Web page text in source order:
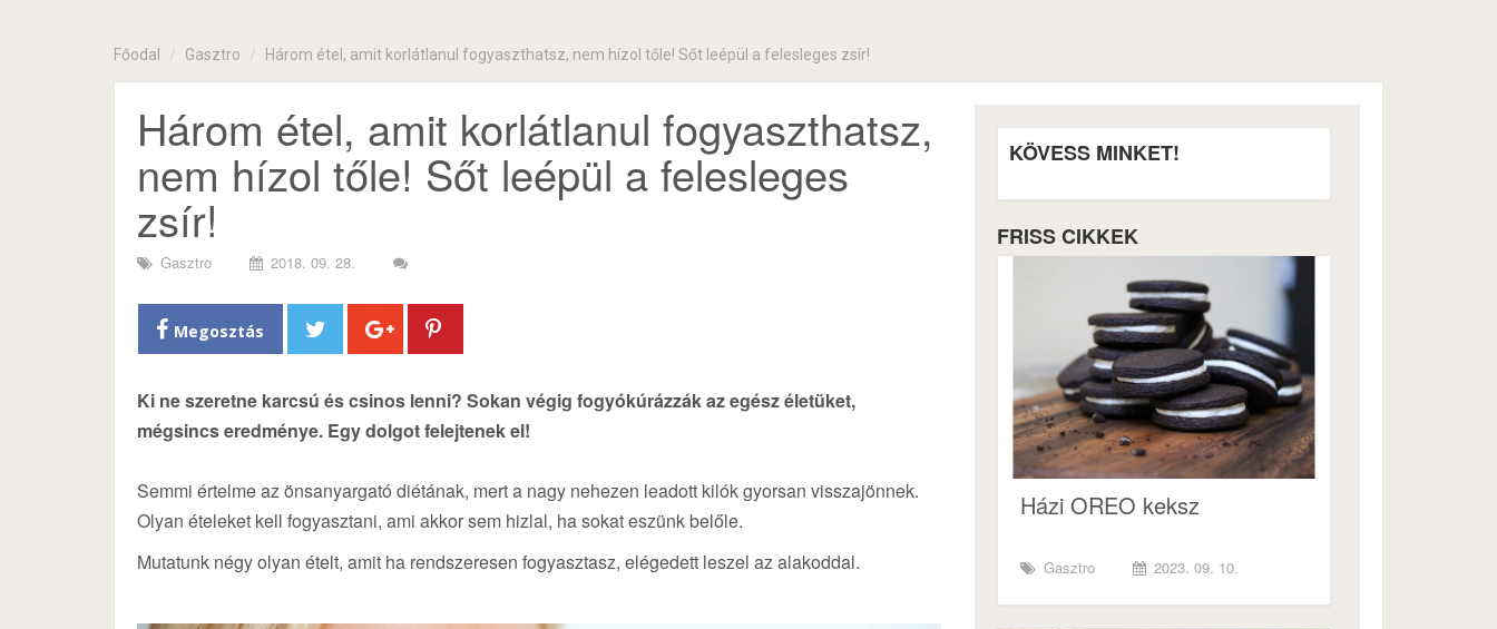
Főodal Gasztro Három étel, amit korlátlanul fogyaszthatsz, nem hízol tőle! Sőt leépül a felesleges zsír!
Három étel, amit korlátlanul fogyaszthatsz,
nem hízol tőle! Sőt leépül a felesleges
zsír!
Gasztro 2018. 09. 28.
Megosztás
Ki ne szeretne karcsú és csinos lenni? Sokan végig fogyókúrázzák az egész életüket,
mégsincs eredménye. Egy dolgot felejtenek el!
Semmi értelme az önsanyargató diétának, mert a nagy nehezen leadott kilók gyorsan visszajönnek.
Olyan ételeket kell fogyasztani, ami akkor sem hizlal, ha sokat eszünk belőle.
Mutatunk négy olyan ételt, amit ha rendszeresen fogyasztasz, elégedett leszel az alakoddal.
KÖVESS MINKET!
FRISS CIKKEK
Házi OREO keksz
Gasztro 2023. 09. 10.